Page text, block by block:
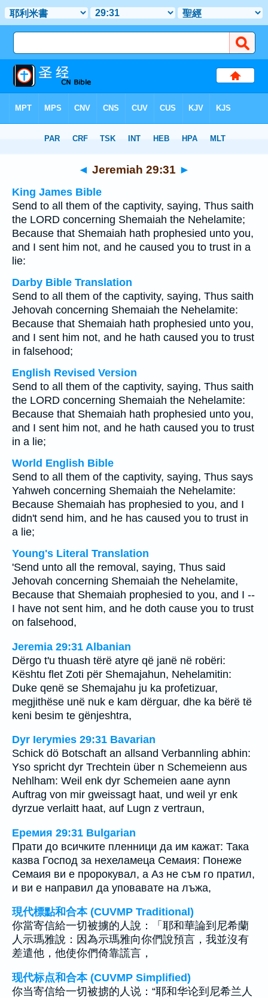
> Jeremiah 29:31
◄ Jeremiah 29:31 ►
King James Bible
Send to all them of the captivity, saying, Thus saith
the LORD concerning Shemaiah the Nehelamite;
Because that Shemaiah hath prophesied unto you,
and I sent him not, and he caused you to trust in a
lie:
Darby Bible Translation
Send to all them of the captivity, saying, Thus saith
Jehovah concerning Shemaiah the Nehelamite:
Because that Shemaiah hath prophesied unto you,
and I sent him not, and he hath caused you to trust
in falsehood;
English Revised Version
Send to all them of the captivity, saying, Thus saith
the LORD concerning Shemaiah the Nehelamite:
Because that Shemaiah hath prophesied unto you,
and I sent him not, and he hath caused you to trust
in a lie;
World English Bible
Send to all them of the captivity, saying, Thus says
Yahweh concerning Shemaiah the Nehelamite:
Because Shemaiah has prophesied to you, and I
didn't send him, and he has caused you to trust in
a lie;
Young's Literal Translation
'Send unto all the removal, saying, Thus said
Jehovah concerning Shemaiah the Nehelamite,
Because that Shemaiah prophesied to you, and I --
I have not sent him, and he doth cause you to trust
on falsehood,
Jeremia 29:31 Albanian
Dërgo t'u thuash tërë atyre që janë në robëri:
Kështu flet Zoti për Shemajahun, Nehelamitin:
Duke qenë se Shemajahu ju ka profetizuar,
megjithëse unë nuk e kam dërguar, dhe ka bërë të
keni besim te gënjeshtra,
Dyr Ierymies 29:31 Bavarian
Schick dö Botschaft an allsand Verbannling abhin:
Yso spricht dyr Trechtein über n Schemeienn aus
Nehlham: Weil enk dyr Schemeien aane aynn
Auftrag von mir gweissagt haat, und weil yr enk
dyrzue verlaitt haat, auf Lugn z vertraun,
Еремия 29:31 Bulgarian
Прати до всичките пленници да им кажат: Така
казва Господ за нехеламеца Семаия: Понеже
Семаия ви е пророкувал, а Аз не съм го пратил,
и ви е направил да уповавате на лъжа,
現代標點和合本 (CUVMP Traditional)
你當寄信給一切被擄的人說：「耶和華論到尼希蘭
人示瑪雅說：因為示瑪雅向你們說預言，我並沒有
差遣他，他使你們倚靠謊言，
现代标点和合本 (CUVMP Simplified)
你当寄信给一切被掳的人说：“耶和华论到尼希兰人